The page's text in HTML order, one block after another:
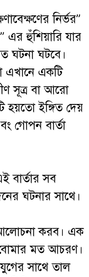
নির্ভর”
এর হুঁশিয়ারি যার
ঘটনা ঘটবে।
এখানে একটি
সূত্র বা আরো
হয়তো ইঙ্গিত দেয়
গোপন বার্তা
বার্তার সব
ঘটনার সাথে।
করব। এক
মত আচরণ।
সাথে তাল